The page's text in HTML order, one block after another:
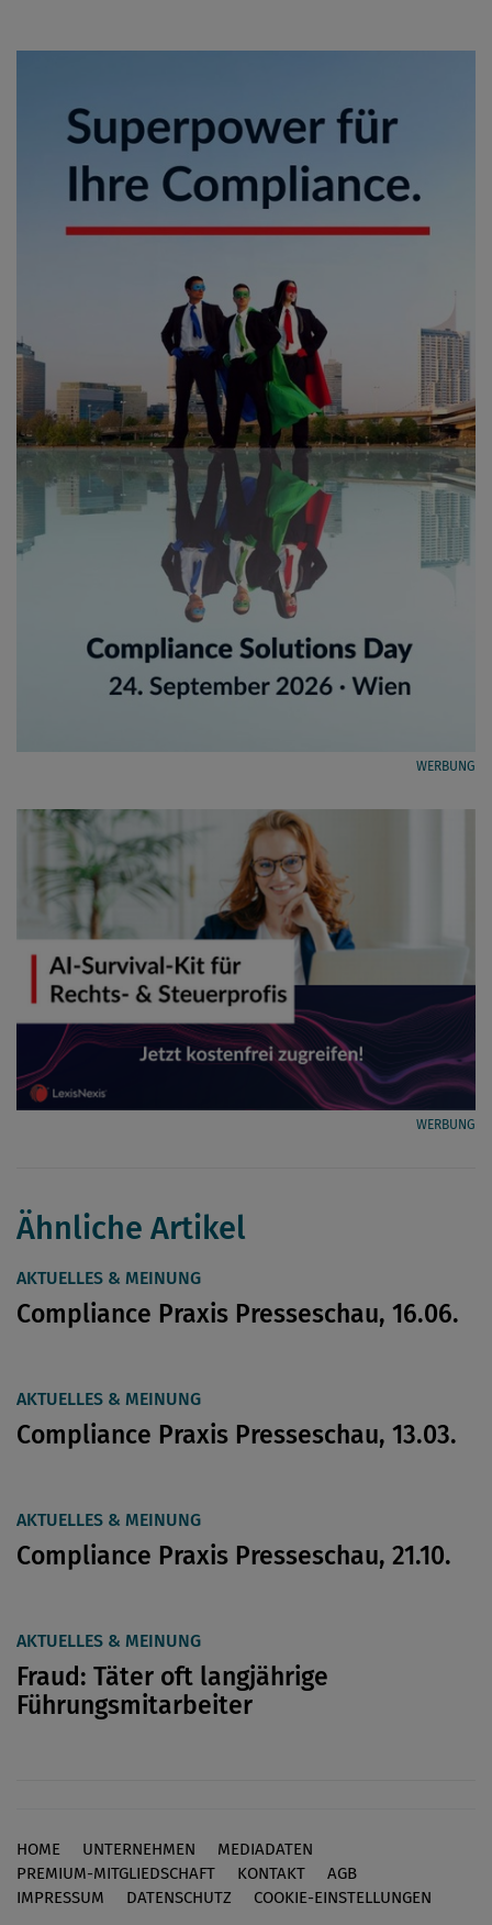
WERBUNG
WERBUNG
Ähnliche Artikel
AKTUELLES & MEINUNG
Compliance Praxis Presseschau, 16.06.
AKTUELLES & MEINUNG
Compliance Praxis Presseschau, 13.03.
AKTUELLES & MEINUNG
Compliance Praxis Presseschau, 21.10.
AKTUELLES & MEINUNG
Fraud: Täter oft langjährige
Führungsmitarbeiter
Footer
HOME UNTERNEHMEN
MEDIADATEN
PREMIUM-MITGLIEDSCHAFT
KONTAKT
AGB
IMPRESSUM
DATENSCHUTZ COOKIE-EINSTELLUNGEN